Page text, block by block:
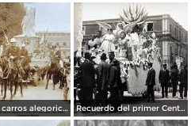
Desfile de carros alegoricos Fiestas del Centenario ( Sep-1910 ) Ciudad de México Recuerdo del primer Centenario de la Independencia Mexicana carro de La Justicia ( Sep-1910 ) Ciudad de México.